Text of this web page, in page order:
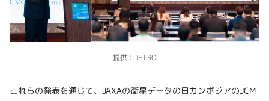
提供：JETRO
これらの発表を通じて、JAXAの衛星データの日カンボジアのJCM